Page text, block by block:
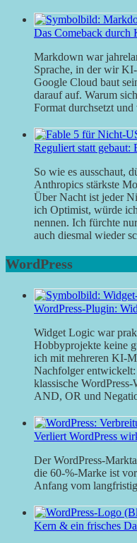
Das Comeback durch
Markdown war
Sprache, in der wir
Google Cloud baut
darauf auf. Warum
Format durchsetzt
Reguliert statt
So wie es ausschaut,
Anthropics stärkste
Über Nacht ist jeder
ich Optimist, würde
nennen. Ich fürchte
auch diesmal wieder
WordPress
WordPress-Plugin:
Widget Logic war
Hobbyprojekte keine
ich mit mehreren KI-
Nachfolger
klassische
AND, OR und
Verliert WordPress
Der WordPress-
die 60-%-Marke ist
Anfang vom
Kern & ein frisches